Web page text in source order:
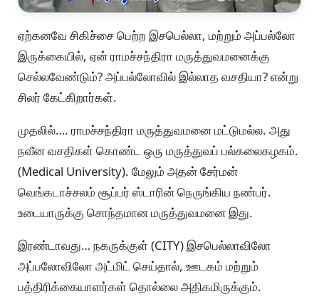
ஏற்கனவே சிகிச்சை பெற்ற இசபெல்லா, மற்றும் அப்பல்லோ
இருக்கையில், ஏன் ராமச்சந்திரா மருத்துவமனைக்கு
செல்லவேண்டும்? அப்பல்லோவில் இல்லாத வசதியா? என்று
சிலர் கேட்கிறார்கள்.
முதலில்…. ராமச்சந்திரா மருத்துவமனை மட்டுமல்ல. அது
நவீன வசதிகள் கொண்ட ஒரு மருத்துவப் பல்கலைகழகம்.
(Medical University). மேலும் அதன் சேர்மன்
வெங்கடாச்சலம் சூப்பர் ஸ்டாரின் நெருங்கிய நண்பர்.
உடையாருக்கு சொந்தமான மருத்துவமனை இது.
இரண்டாவது… நகருக்குள் (CITY) இசபெல்லாவிலோ
அப்பலோவிலோ அட்மிட் செய்தால், ஊடகம் மற்றும்
பத்திரிக்கையாளர்கள் தொல்லை அதிகமிருக்கும்.